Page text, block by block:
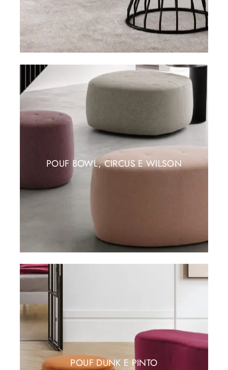
POUF BOWL, CIRCUS E WILSON
POUF DUNK E PINTO